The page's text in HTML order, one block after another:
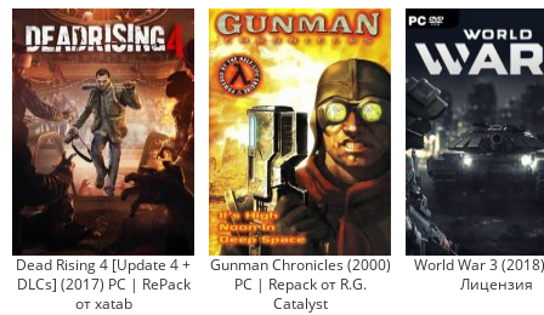
Dead Rising 4 [Update 4 +
DLCs] (2017) PC | RePack
от xatab
Gunman Chronicles (2000)
PC | Repack от R.G.
Catalyst
World War 3
Лицензия